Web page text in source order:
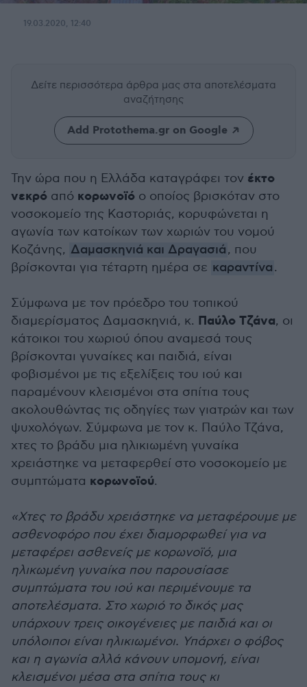
19.03.2020, 12:40
Δείτε περισσότερα άρθρα μας στα αποτελέσματα
αναζήτησης
Add Protothema.gr on Google
Την ώρα που η Ελλάδα καταγράφει τον έκτο
νεκρό από κορωνοϊό ο οποίος βρισκόταν στο
νοσοκομείο της Καστοριάς, κορυφώνεται η
αγωνία των κατοίκων των χωριών του νομού
Κοζάνης, Δαμασκηνιά και Δραγασιά, που
βρίσκονται για τέταρτη ημέρα σε καραντίνα.
Σύμφωνα με τον πρόεδρο του τοπικού
διαμερίσματος Δαμασκηνιά, κ. Παύλο Τζάνα, οι
κάτοικοι του χωριού όπου αναμεσά τους
βρίσκονται γυναίκες και παιδιά, είναι
φοβισμένοι με τις εξελίξεις του ιού και
παραμένουν κλεισμένοι στα σπίτια τους
ακολουθώντας τις οδηγίες των γιατρών και των
ψυχολόγων. Σύμφωνα με τον κ. Παύλο Τζάνα,
χτες το βράδυ μια ηλικιωμένη γυναίκα
χρειάστηκε να μεταφερθεί στο νοσοκομείο με
συμπτώματα κορωνοϊού.
«Χτες το βράδυ χρειάστηκε να μεταφέρουμε με
ασθενοφόρο που έχει διαμορφωθεί για να
μεταφέρει ασθενείς με κορωνοϊό, μια
ηλικωμένη γυναίκα που παρουσίασε
συμπτώματα του ιού και περιμένουμε τα
αποτελέσματα. Στο χωριό το δικός μας
υπάρχουν τρεις οικογένειες με παιδιά και οι
υπόλοιποι είναι ηλικιωμένοι. Υπάρχει ο φόβος
και η αγωνία αλλά κάνουν υπομονή, είναι
κλεισμένοι μέσα στα σπίτια τους κι